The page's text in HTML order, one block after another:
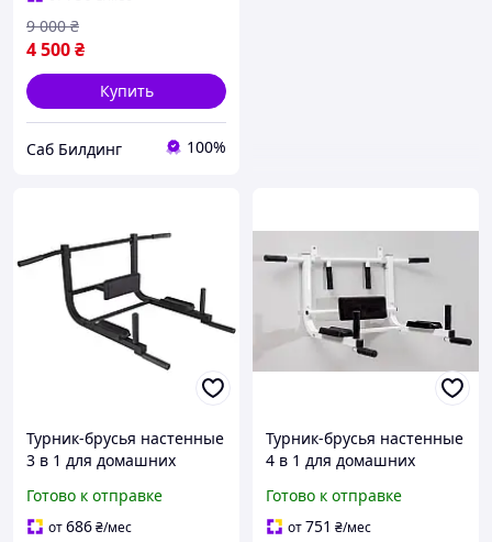
4 500₴
9 000 ₴
Купить
Саб Билдинг 100%
Турник-брусья настенные
3 в 1 для домашних
металлический комплекс
до 150 кг
Готово к отправке
от686₴/мес
Турник-брусья настенные
4 в 1 для домашних
металлическая
конструкция до 150 кг
Готово к отправке
от751 ₴/мес